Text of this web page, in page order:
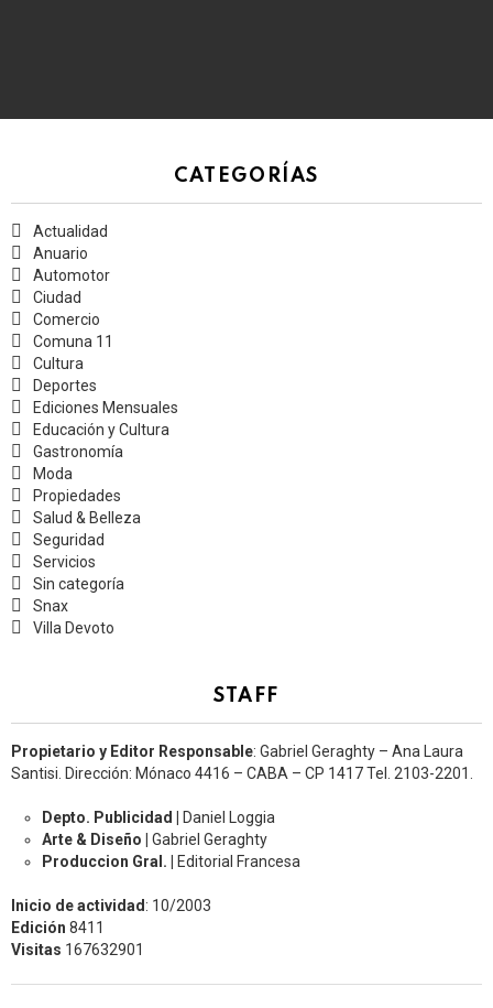
CATEGORÍAS
Actualidad
Anuario
Automotor
Ciudad
Comercio
Comuna 11
Cultura
Deportes
Ediciones Mensuales
Educación y Cultura
Gastronomía
Moda
Propiedades
Salud & Belleza
Seguridad
Servicios
Sin categoría
Snax
Villa Devoto
STAFF
Propietario y Editor Responsable: Gabriel Geraghty – Ana Laura
Santisi. Dirección: Mónaco 4416 – CABA – CP 1417Tel. 2103-2201.
Depto. Publicidad |
Daniel Loggia
Arte & Diseño | Gabriel Geraghty
Produccion Gral. |
Editorial Francesa
Inicio de actividad : 10/2003
Edición 8411
Visitas 167632901